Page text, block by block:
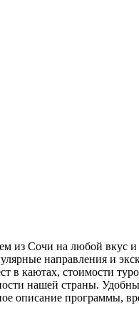
из Сочи на любой вкус
направления и
в каютах, стоимости
нашей страны.
описание программы,